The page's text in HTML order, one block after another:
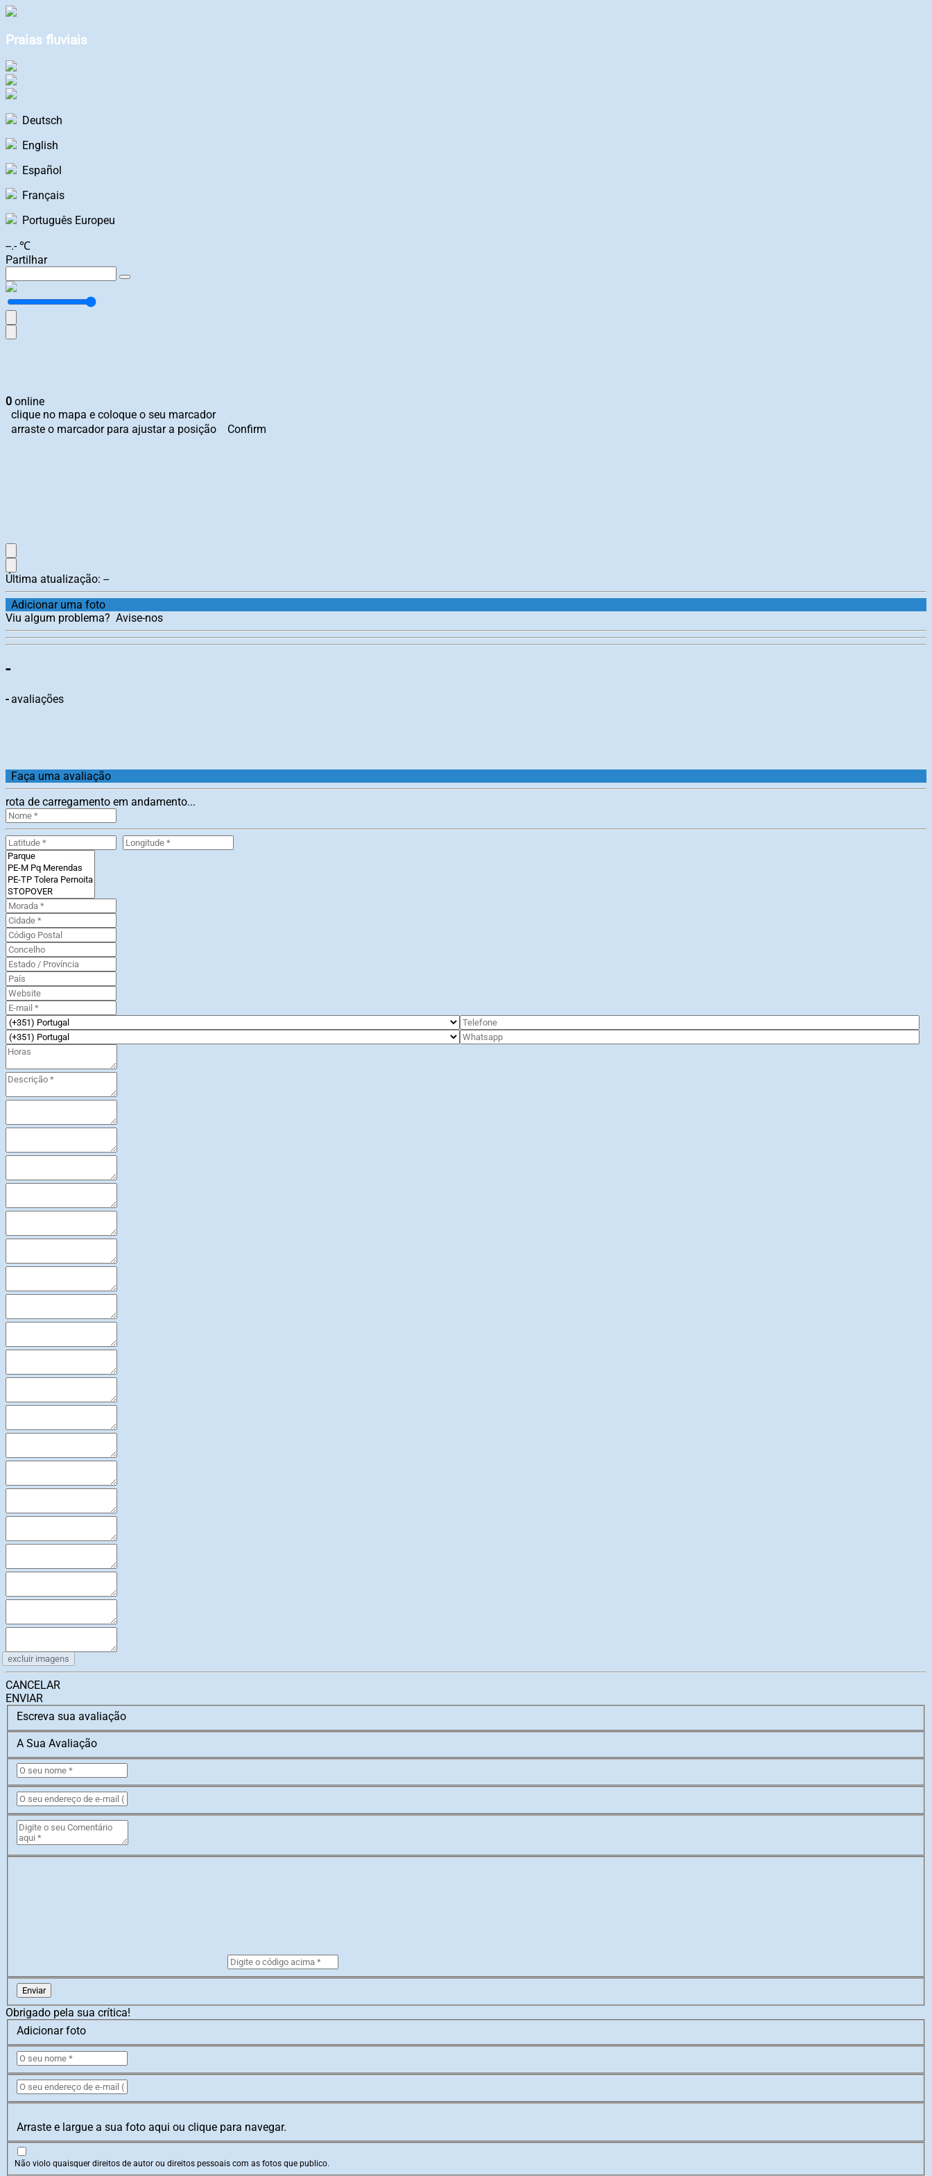
Praias fluviais
Deutsch
English
Español
Français
Português Europeu
--.- ℃
Partilhar
0 online
clique no mapa e coloque o seu marcador
arraste o marcador para ajustar a posição
Confirm
Última atualização: --
Adicionar uma foto
Viu algum problema? Avise-nos
-
-avaliações
Faça uma avaliação
rota de carregamento em andamento...
excluir imagens
CANCELAR
ENVIAR
Escreva sua avaliação
A Sua Avaliação
Enviar
Obrigado pela sua crítica!
Adicionar foto
Arraste e largue a sua foto aqui ou clique para navegar.
Não violo quaisquer direitos de autor ou direitos pessoais com as fotos que publico.